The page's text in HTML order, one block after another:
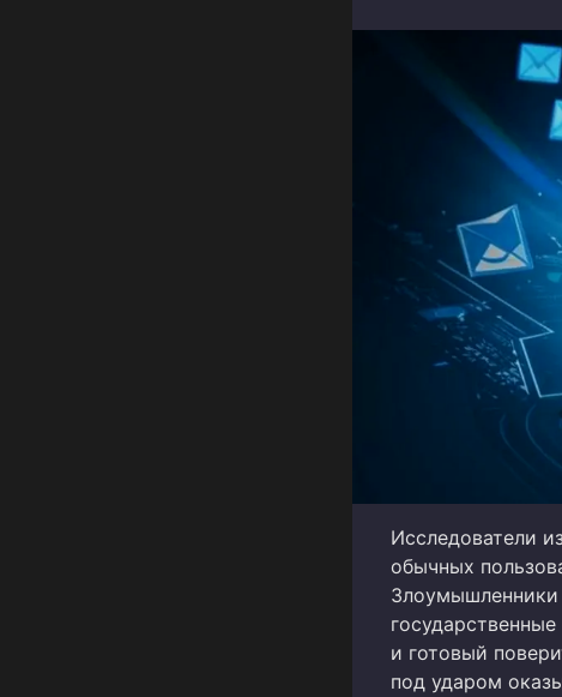
Исследователи
обычных
Злоумышленники
и готовый
под ударом